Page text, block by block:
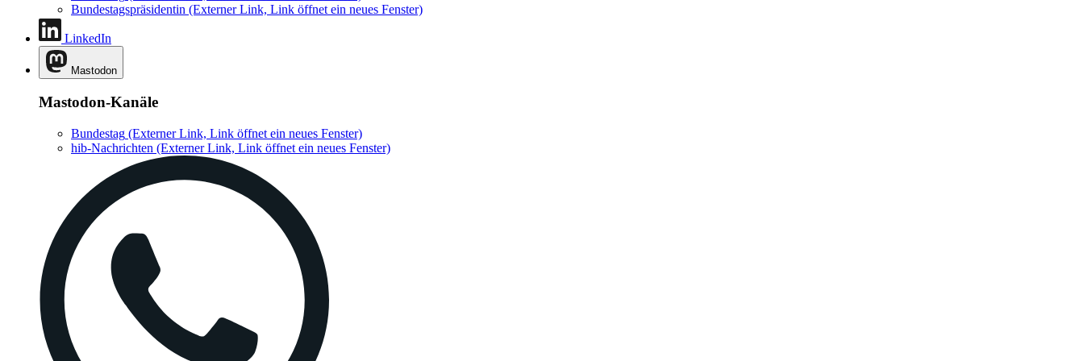
Bundestagspräsidentin (Externer Link, Link öffnet ein neues Fenster)
LinkedIn
Mastodon
Mastodon-Kanäle
Bundestag (Externer Link, Link öffnet ein neues Fenster)
hib-Nachrichten (Externer Link, Link öffnet ein neues Fenster)